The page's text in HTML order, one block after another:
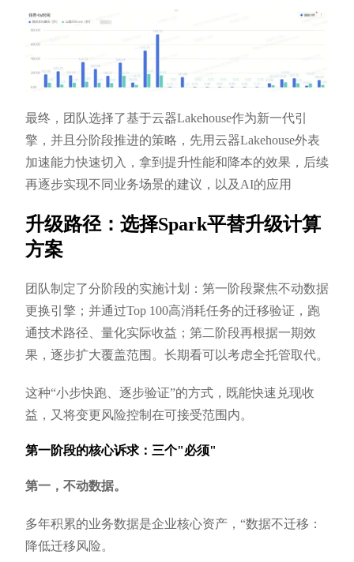
最终，团队选择了基于云器Lakehouse作为新一代引
擎，并且分阶段推进的策略，先用云器Lakehouse外表
加速能力快速切入，拿到提升性能和降本的效果，后续
再逐步实现不同业务场景的建议，以及AI的应用
升级路径：选择Spark平替升级计算
方案
团队制定了分阶段的实施计划：第一阶段聚焦不动数据
更换引擎；并通过Top 100高消耗任务的迁移验证，跑
通技术路径、量化实际收益；第二阶段再根据一期效
果，逐步扩大覆盖范围。长期看可以考虑全托管取代。
这种“小步快跑、逐步验证”的方式，既能快速兑现收
益，又将变更风险控制在可接受范围内。
第一阶段的核心诉求：三个"必须"
第一，不动数据。
多年积累的业务数据是企业核心资产，“数据不迁移：
降低迁移风险。